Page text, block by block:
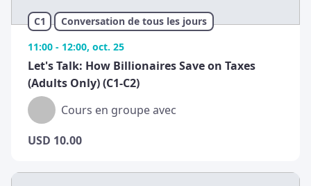
C1
Conversation de tous les jours
11:00 - 12:00, oct. 25
Let's Talk: How Billionaires Save on Taxes
(Adults Only) (C1-C2)
Cours en groupe avec
USD 10.00